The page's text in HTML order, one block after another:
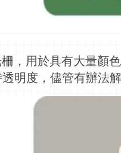
，用於具有大量顏
明度，儘管有辦法解